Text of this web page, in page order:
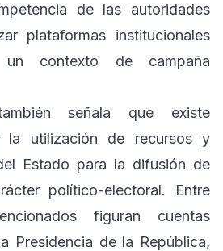
de las autoridades
plataformas institucionales
contexto de campaña
señala que existe
la utilización de recursos y
Estado para la difusión de
político-electoral. Entre
figuran cuentas
Presidencia de la República,